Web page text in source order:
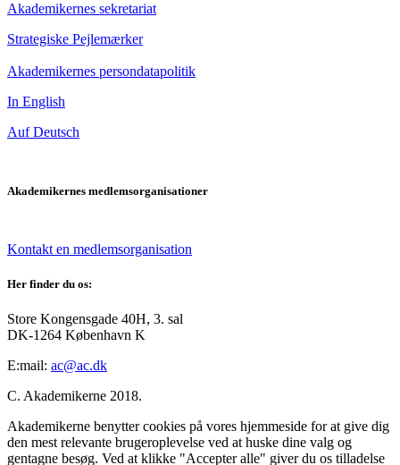
Akademikernes sekretariat
Strategiske Pejlemærker
Akademikernes persondatapolitik
In English
Auf Deutsch
Akademikernes medlemsorganisationer
Kontakt en medlemsorganisation
Her finder du os:
Store Kongensgade 40H, 3. sal
DK-1264 København K
E:mail: ac@ac.dk
C. Akademikerne 2018.
Akademikerne benytter cookies på vores hjemmeside for at give dig
den mest relevante brugeroplevelse ved at huske dine valg og
gentagne besøg. Ved at klikke "Accepter alle" giver du os tilladelse